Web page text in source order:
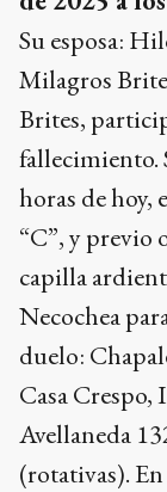
Su esposa:
Milagros
Brites,
fallecimiento.
horas de hoy,
“C”, y previo
capilla
Necochea
duelo:
Casa Crespo,
Avellaneda
(rotativas).